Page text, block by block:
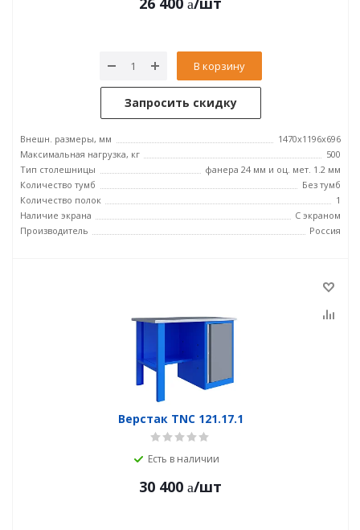
В корзину
Запросить скидку
Внешн. размеры, мм
1470x1196x696
Максимальная нагрузка, кг
500
Тип столешницы
фанера 24 мм и оц. мет. 1.2 мм
Количество тумб
Без тумб
Количество полок
1
Наличие экрана
С экраном
Производитель
Россия
Верстак TNC 121.17.1
Есть в наличии
30 400 /шт